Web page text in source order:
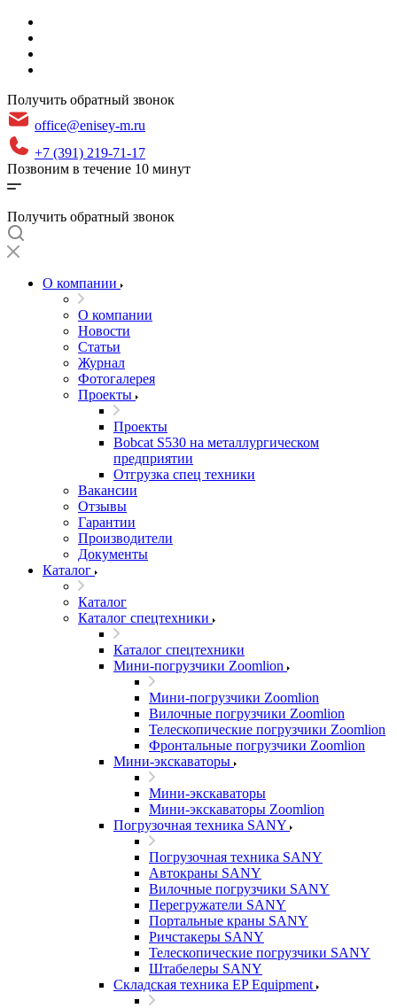
Получить обратный звонок
office@enisey-m.ru
+7 (391) 219-71-17
Позвоним в течение 10 минут
Получить обратный звонок
О компании
О компании
Новости
Статьи
Журнал
Фотогалерея
Проекты
Проекты
Bobcat S530 на металлургическом
предприятии
Отгрузка спец техники
Вакансии
Отзывы
Гарантии
Производители
Документы
Каталог
Каталог
Каталог спецтехники
Каталог спецтехники
Мини-погрузчики Zoomlion
Мини-погрузчики Zoomlion
Вилочные погрузчики Zoomlion
Телескопические погрузчики Zoomlion
Фронтальные погрузчики Zoomlion
Мини-экскаваторы
Мини-экскаваторы
Мини-экскаваторы Zoomlion
Погрузочная техника SANY
Погрузочная техника SANY
Автокраны SANY
Вилочные погрузчики SANY
Перегружатели SANY
Портальные краны SANY
Ричстакеры SANY
Телескопические погрузчики SANY
Штабелеры SANY
Складская техника EP Equipment